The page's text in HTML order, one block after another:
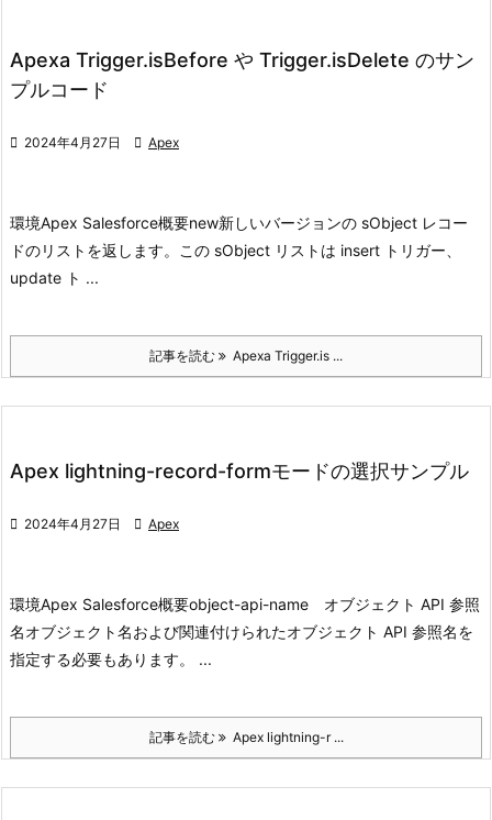
Apexa Trigger.isBefore や Trigger.isDelete のサン
プルコード
 2024年4月27日  Apex
環境Apex Salesforce概要new新しいバージョンの sObject レコー
ドのリストを返します。
この sObject リストは insert トリガー、
update ト ...
記事を読む Apexa Trigger.is ...
Apex lightning-record-formモードの選択サンプル
 2024年4月27日  Apex
環境Apex Salesforce概要object-api-name オブジェクト API 参照
名オブジェクト名および関連付けられたオブジェクト API 参照名を
指定する必要もあります。 ...
記事を読む Apex lightning-r ...